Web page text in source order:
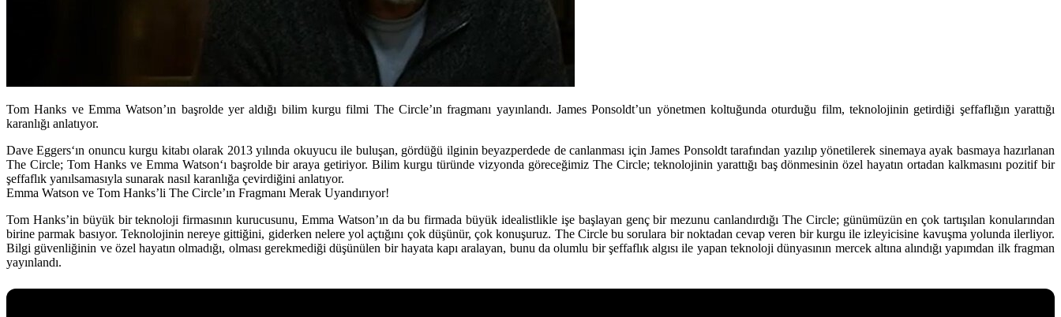
Tom Hanks ve Emma Watson’ın başrolde yer aldığı bilim kurgu filmi The Circle’ın fragmanı yayınlandı. James Ponsoldt’un yönetmen koltuğunda oturduğu film, teknolojinin getirdiği şeffaflığın yarattığı
karanlığı anlatıyor.
Dave Eggers‘ın onuncu kurgu kitabı olarak 2013 yılında okuyucu ile buluşan, gördüğü ilginin beyazperdede de canlanması içinJames Ponsoldttarafından yazılıp yönetilerek sinemaya ayak basmaya hazırlanan
The Circle; Tom Hanksve Emma Watson‘ı başrolde bir araya getiriyor. Bilim kurgu türünde vizyonda göreceğimiz The Circle; teknolojinin yarattığı baş dönmesinin özel hayatın ortadan kalkmasını pozitif bir
şeffaflık yanılsamasıyla sunarak nasıl karanlığa çevirdiğini anlatıyor.
Emma Watson ve Tom Hanks’li The Circle’ın Fragmanı Merak Uyandırıyor!
Tom Hanks’in büyük bir teknoloji firmasının kurucusunu, Emma Watson’ın da bu firmada büyük idealistlikle işe başlayan genç bir mezunu canlandırdığı The Circle; günümüzün en çok tartışılan konularından
birine parmak basıyor. Teknolojinin nereye gittiğini, giderken nelere yol açtığını çok düşünür, çok konuşuruz. The Circle bu sorulara bir noktadan cevap veren bir kurgu ile izleyicisine kavuşma yolunda ilerliyor.
Bilgi güvenliğinin ve özel hayatın olmadığı, olması gerekmediği düşünülen bir hayata kapı aralayan, bunu da olumlu bir şeffaflık algısı ile yapan teknoloji dünyasının mercek altına alındığı yapımdan ilk fragman
yayınlandı.